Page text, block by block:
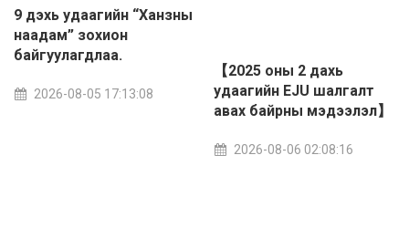
9 дэхь удаагийн “Ханзны
наадам” зохион
байгуулагдлаа.
2026-08-05 17:13:08
【2025 оны 2 дахь
удаагийн EJU шалгалт
авах байрны мэдээлэл】
2026-08-06 02:08:16